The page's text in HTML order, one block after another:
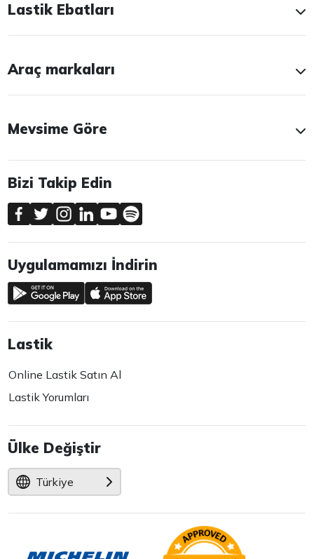
Lastik Ebatları
Araç markaları
Mevsime Göre
Bizi Takip Edin
Uygulamamızı İndirin
Lastik
Online Lastik Satın Al
Lastik Yorumları
Ülke Değiştir
Türkiye